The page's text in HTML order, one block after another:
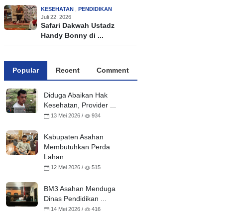
KESEHATAN , PENDIDIKAN
Juli 22, 2026
Safari Dakwah Ustadz
Handy Bonny di ...
Popular Recent Comment
Diduga Abaikan Hak
Kesehatan, Provider ...
13 Mei 2026 / 934
Kabupaten Asahan
Membutuhkan Perda
Lahan ...
12 Mei 2026 / 515
BM3 Asahan Menduga
Dinas Pendidikan ...
14 Mei 2026 / 416